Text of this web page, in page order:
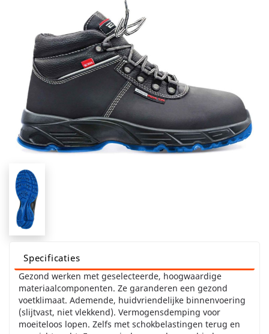
Specificaties
Gezond werken met geselecteerde, hoogwaardige
materiaalcomponenten. Ze garanderen een gezond
voetklimaat. Ademende, huidvriendelijke binnenvoering
(slijtvast, niet vlekkend). Vermogensdemping voor
moeiteloos lopen. Zelfs met schokbelastingen terug en